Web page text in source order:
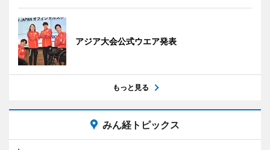
アジア大会公式ウエア発表
もっと見る
みん経トピックス